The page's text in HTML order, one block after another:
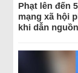
Phạt lên đến
mạng xã hội
khi dẫn